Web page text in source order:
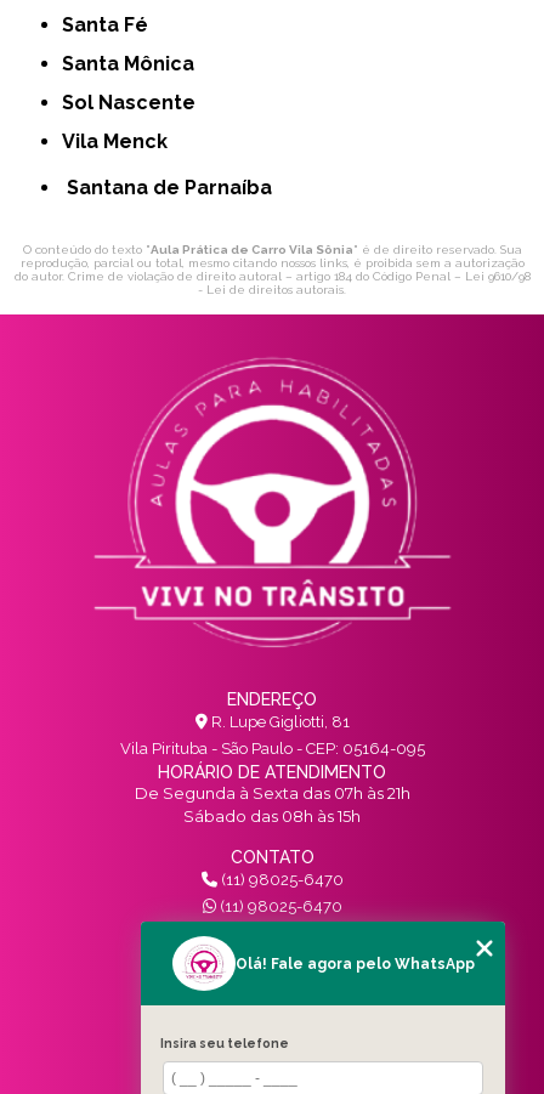
Santa Fé
Santa Mônica
Sol Nascente
Vila Menck
Santana de Parnaíba
O conteúdo do texto "Aula Prática de Carro Vila Sônia" é de direito reservado. Sua
reprodução, parcial ou total, mesmo citando nossos links, é proibida sem a autorização
do autor. Crime de violação de direito autoral – artigo 184 do Código Penal – Lei 9610/98
- Lei de direitos autorais.
ENDEREÇO
R. Lupe Gigliotti, 81
Vila Pirituba - São Paulo - CEP: 05164-095
HORÁRIO DE ATENDIMENTO
De Segunda à Sexta das 07h às 21h
Sábado das 08h às 15h
CONTATO
(11) 98025-6470
(11) 98025-6470
contato@vivinotransito.com.br
SIGA-NOS!
MENU
HOME
Olá! Fale agora pelo WhatsApp
Insira seu telefone